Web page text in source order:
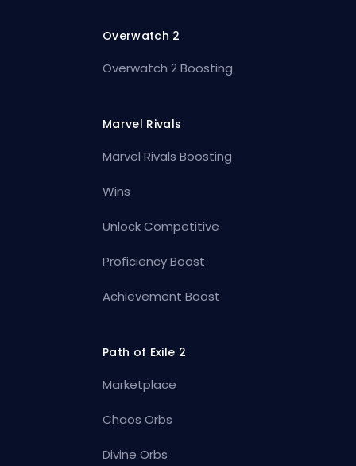
Overwatch 2
Overwatch 2 Boosting
Marvel Rivals
Marvel Rivals Boosting
Wins
Unlock Competitive
Proficiency Boost
Achievement Boost
Path of Exile 2
Marketplace
Chaos Orbs
Divine Orbs